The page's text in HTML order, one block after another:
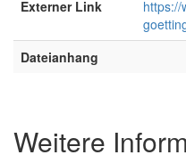
Externer Link
https://
Dateianhang
Weitere